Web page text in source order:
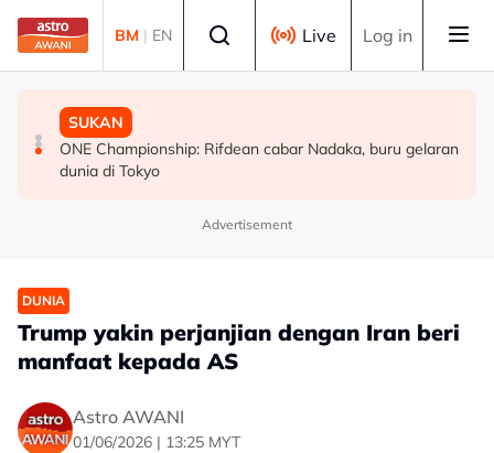
Skip to main content
BM | EN Live Log in
MALAYSIA
KLFW 2026 buka laluan produk Malaysia ke pasaran
dunia - Armizan
MALAYSIA
Bunuh anak: Hukuman mati bekas anggota tentera
diganti penjara 40 tahun, 12 sebatan
SUKAN
ONE Championship: Rifdean cabar Nadaka, buru gelaran
dunia di Tokyo
Advertisement
DUNIA
Trump yakin perjanjian dengan Iran beri
manfaat kepada AS
Astro AWANI
01/06/2026 | 13:25 MYT